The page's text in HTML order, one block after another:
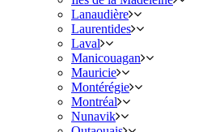
Lanaudière
Laurentides
Laval
Manicouagan
Mauricie
Montérégie
Montréal
Nunavik